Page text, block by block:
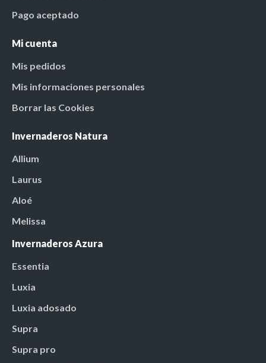
Pago aceptado
Mi cuenta
Mis pedidos
Mis informaciones personales
Borrar las Cookies
Invernaderos Natura
Allium
Laurus
Aloé
Melissa
Invernaderos Azura
Essentia
Luxia
Luxia adosado
Supra
Supra pro